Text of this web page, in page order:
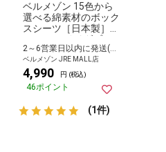
ベルメゾン 15色から
選べる綿素材のボック
スシーツ［日本製］
ココア ワイドダブル
ベルメゾン JRE MALL店
4,990 円 (税込)
46ポイント
(1件)